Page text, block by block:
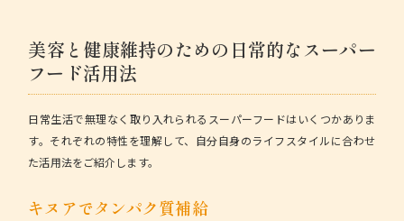
美容と健康維持のための日常的なスーパー
フード活用法
日常生活で無理なく取り入れられるスーパーフードはいくつかありま
す。それぞれの特性を理解して、自分自身のライフスタイルに合わせ
た活用法をご紹介します。
キヌアでタンパク質補給